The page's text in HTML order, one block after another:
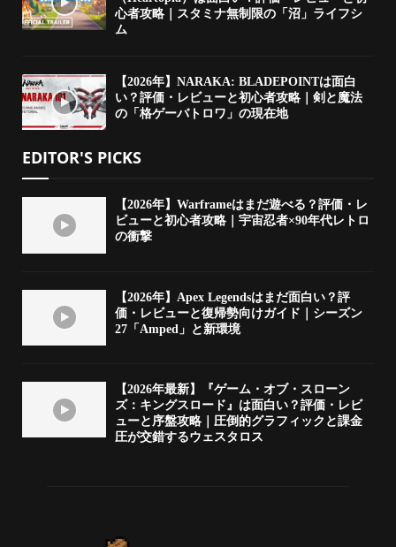
心者攻略｜スタミナ無制限の「沼」ライフシ
ム
【2026年】NARAKA: BLADEPOINTは面白
い？評価・レビューと初心者攻略｜剣と魔法
の「格ゲーバトロワ」の現在地
EDITOR'S PICKS
【2026年】Warframeはまだ遊べる？評価・レ
ビューと初心者攻略｜宇宙忍者×90年代レトロ
の衝撃
【2026年】Apex Legendsはまだ面白い？評
価・レビューと復帰勢向けガイド｜シーズン
27「Amped」と新環境
【2026年最新】『ゲーム・オブ・スローン
ズ：キングスロード』は面白い？評価・レビ
ューと序盤攻略｜圧倒的グラフィックと課金
圧が交錯するウェスタロス